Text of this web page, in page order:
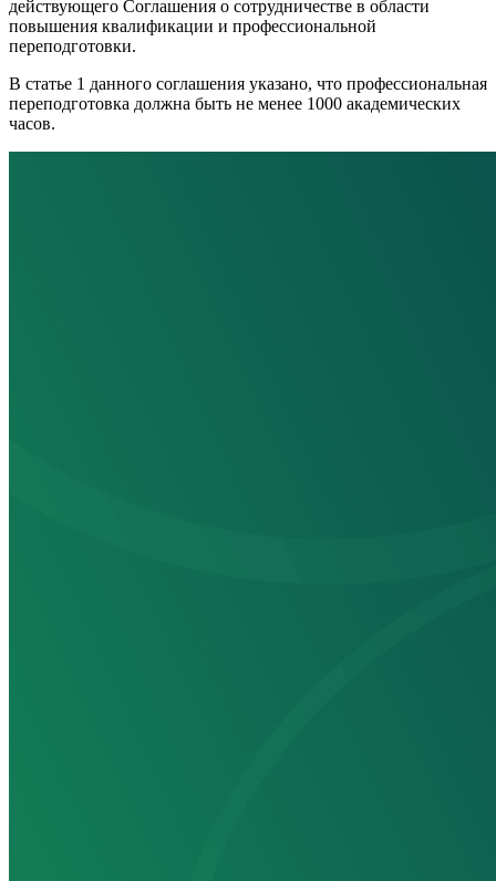
действующего Соглашения о сотрудничестве в области
повышения квалификации и профессиональной
переподготовки.
В статье 1 данного соглашения указано, что профессиональная
переподготовка должна быть не менее 1000 академических
часов.